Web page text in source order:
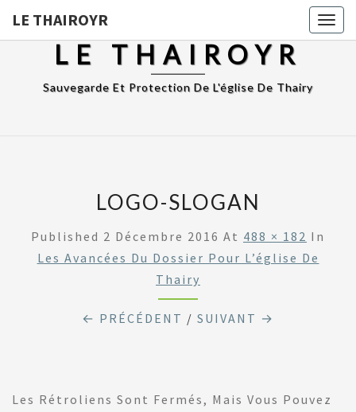
LE THAIROYR
LE THAIROYR
Sauvegarde Et Protection De L'église De Thairy
LOGO-SLOGAN
Published 2 Décembre 2016 At 488 × 182 In
Les Avancées Du Dossier Pour L’église De
Thairy
← PRÉCÉDENT / SUIVANT →
Les Rétroliens Sont Fermés, Mais Vous Pouvez